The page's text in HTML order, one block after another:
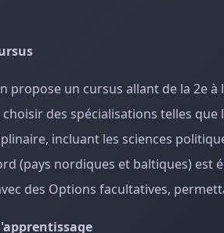
propose un cursus allant de la 2e
des spécialisations telles
incluant les sciences
(pays nordiques et baltiques)
des Options facultatives,